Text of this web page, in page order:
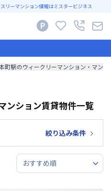
リーマンション情報はミスタービジネス
町駅のウィークリーマンション・マン
ンション賃貸物件一覧
絞り込み条件